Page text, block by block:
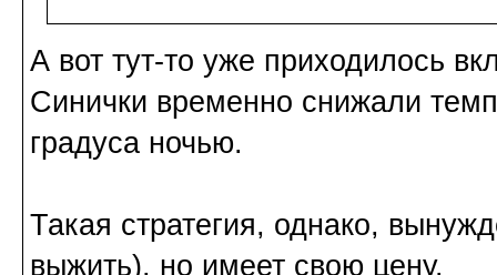
А вот тут-то уже приходилось
Синички временно снижали
градуса ночью.
Такая стратегия, однако,
выжить), но имеет свою цену.